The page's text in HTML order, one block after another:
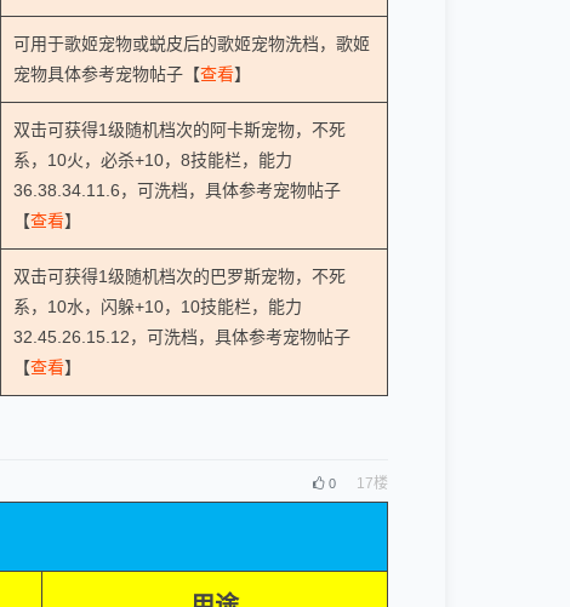
可用于歌姬宠物或蜕皮后的歌姬宠物洗档，歌姬
宠物具体参考宠物帖子【查看】
双击可获得1级随机档次的阿卡斯宠物，不死
系，10火，必杀+10，8技能栏，能力
36.38.34.11.6，可洗档，具体参考宠物帖子
【查看】
双击可获得1级随机档次的巴罗斯宠物，不死
系，10水，闪躲+10，10技能栏，能力
32.45.26.15.12，可洗档，具体参考宠物帖子
【查看】
0 17楼